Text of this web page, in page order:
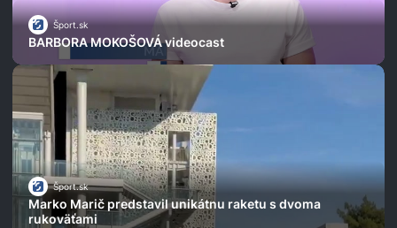
Šport.sk
BARBORA MOKOŠOVÁ videocast
Šport.sk
Marko Marič predstavil unikátnu raketu s dvoma
rukoväťami